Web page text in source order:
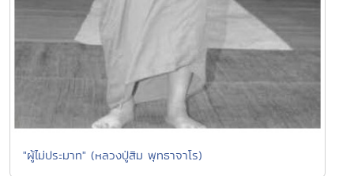
"ผู้ไม่ประมาท" (หลวงปู่สิม พุทธาจาโร)